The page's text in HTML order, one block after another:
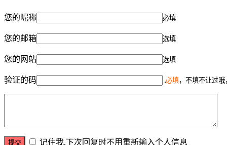
您的昵称 必填
您的邮箱 选填
您的网站 选填
验证的码 必填，不填不让过哦
记住我,下次回复时不用重新输入个人信息